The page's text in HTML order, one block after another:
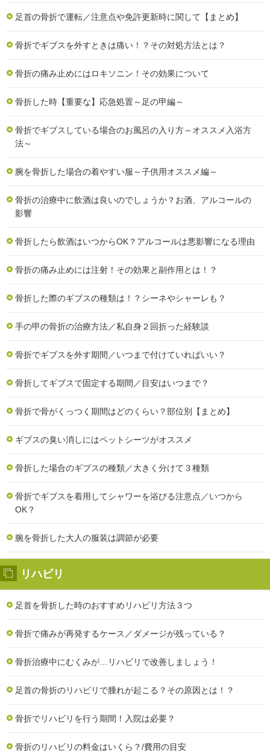
足首の骨折で運転／注意点や免許更新時に関して【まとめ】
骨折でギブスを外すときは痛い！？その対処方法とは？
骨折の痛み止めにはロキソニン！その効果について
骨折した時【重要な】応急処置～足の甲編～
骨折でギブスしている場合のお風呂の入り方～オススメ入浴方
法～
腕を骨折した場合の着やすい服～子供用オススメ編～
骨折の治療中に飲酒は良いのでしょうか？お酒、アルコールの
影響
骨折したら飲酒はいつからOK？アルコールは悪影響になる理由
骨折の痛み止めには注射！その効果と副作用とは！？
骨折した際のギブスの種類は！？シーネやシャーレも？
手の甲の骨折の治療方法／私自身２回折った経験談
骨折でギブスを外す期間／いつまで付けていればいい？
骨折してギブスで固定する期間／目安はいつまで？
骨折で骨がくっつく期間はどのくらい？部位別【まとめ】
ギブスの臭い消しにはペットシーツがオススメ
骨折した場合のギブスの種類／大きく分けて３種類
骨折でギブスを着用してシャワーを浴びる注意点／いつから
OK？
腕を骨折した大人の服装は調節が必要
リハビリ
足首を骨折した時のおすすめリハビリ方法３つ
骨折で痛みが再発するケース／ダメージが残っている？
骨折治療中にむくみが…リハビリで改善しましょう！
足首の骨折のリハビリで腫れが起こる？その原因とは！？
骨折でリハビリを行う期間！入院は必要？
骨折のリハビリの料金はいくら？/費用の目安